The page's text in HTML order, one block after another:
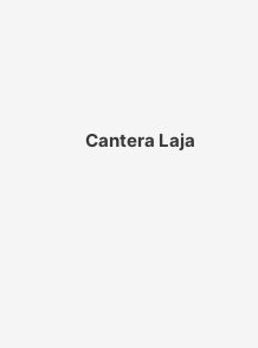
Cantera Laja